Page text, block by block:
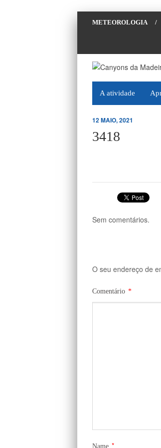
METEOROLOGIA /
A atividade
12 MAIO, 2021
3418
Sem comentários.
O seu endereço de
Comentário *
Name *